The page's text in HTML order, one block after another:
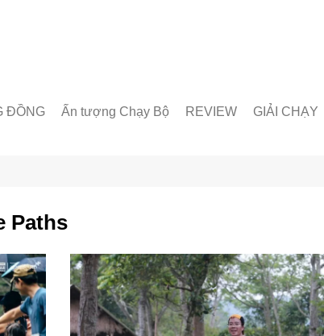
ĐỒNG
bộ & Nhóm chạy
Ấn tượng Chạy Bộ REVIEW GIẢI CHẠY
Paths